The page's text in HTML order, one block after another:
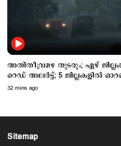
ജോസഫ് വിജയ്–സംഗീത
ഇന്ന് കോടതിയില്‍
അതിതീവ്രമഴ തുടരും; ഏഴ്
റെഡ് അലര്‍ട്ട്; 5 ജില്ലകളില്‍
അലര്‍ട്ട്
32 mins ago
Sitemap